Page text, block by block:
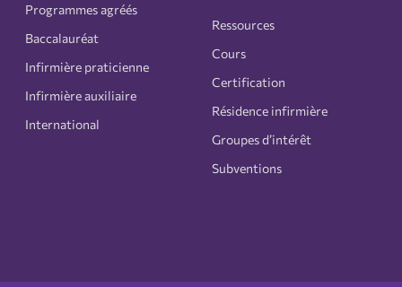
Programmes agréés
Baccalauréat
Infirmière praticienne
Infirmière auxiliaire
International
Ressources
Cours
Certification
Résidence infirmière
Groupes d’intérêt
Subventions